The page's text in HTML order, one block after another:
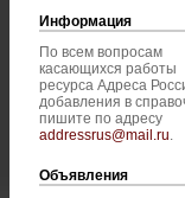
Информация
По всем вопросам
касающихся работы
ресурса Адреса
добавления в
пишите по адресу
addressrus@mail.ru.
Объявления